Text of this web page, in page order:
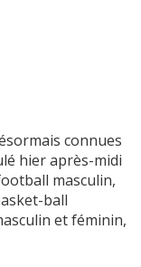
connues
hier après-midi
masculin,
ball
et féminin,